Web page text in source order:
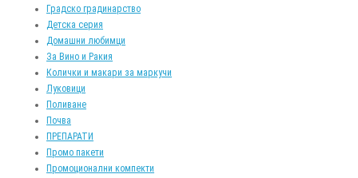
Градско градинарство
Детска серия
Домашни любимци
За Вино и Ракия
Колички и макари за маркучи
Луковици
Поливане
Почва
ПРЕПАРАТИ
Промо пакети
Промоционални компекти